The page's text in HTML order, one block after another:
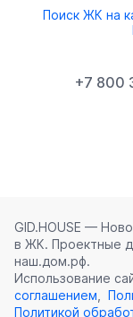
Поиск ЖК на
+7 800
GID.HOUSE —
в ЖК. Проектные
наш.дом.рф.
Использование
соглашением
Политикой